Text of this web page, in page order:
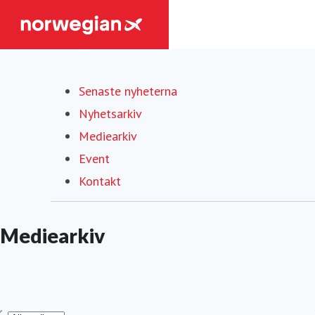
Senaste nyheterna
Nyhetsarkiv
Mediearkiv
Event
Kontakt
Mediearkiv